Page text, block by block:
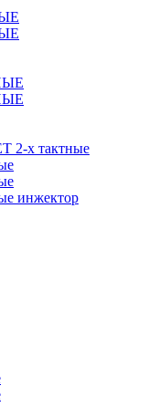
2-х тактные
инжектор